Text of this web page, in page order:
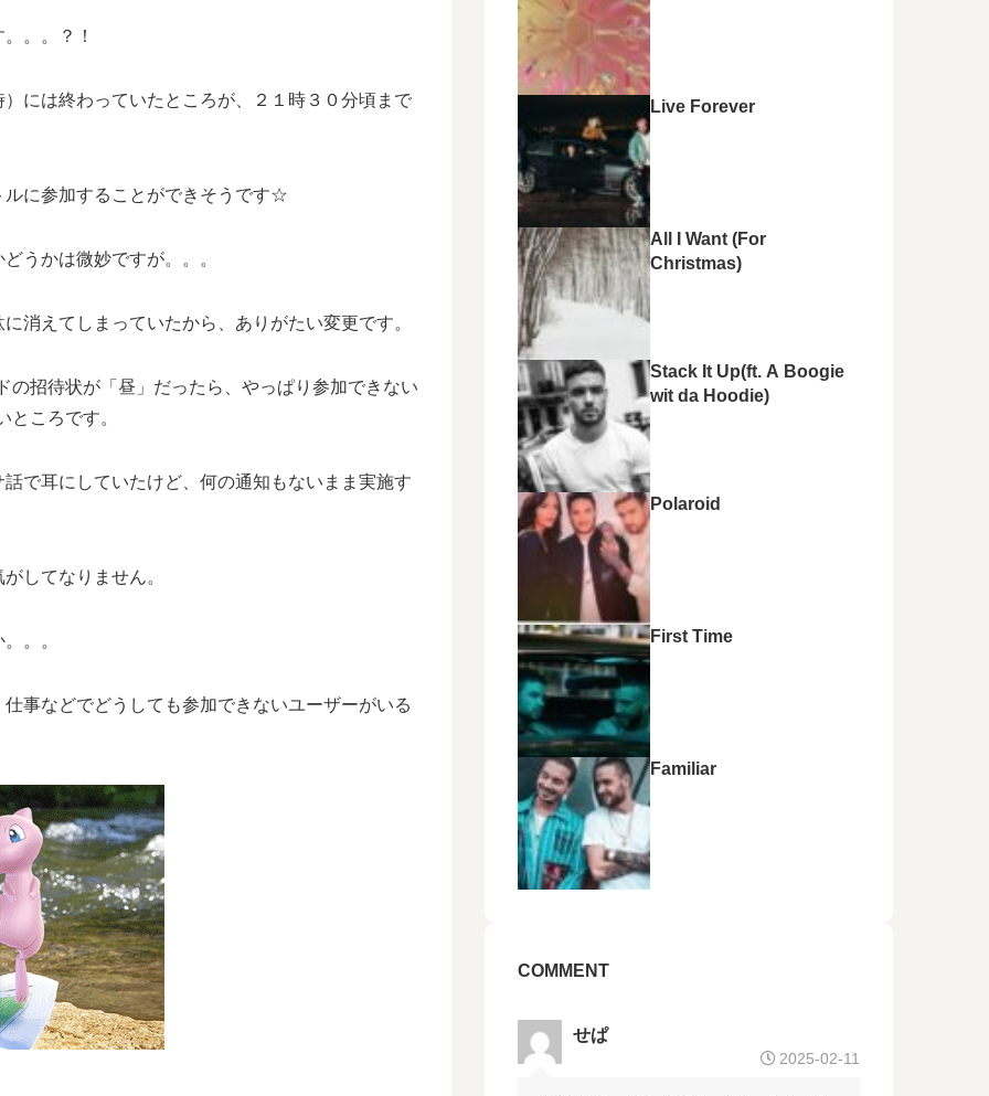
。。？！
には終わっていたところが、２１時３０分頃まで
に参加することができそうです☆
うかは微妙ですが。。。
消えてしまっていたから、ありがたい変更です。
招待状が「昼」だったら、やっぱり参加できない
ころです。
で耳にしていたけど、何の通知もないまま実施す
してなりません。
。。
事などでどうしても参加できないユーザーがいる
Live Forever
All I Want (For
Christmas)
Stack It Up(ft. A Boogie
wit da Hoodie)
Polaroid
First Time
Familiar
COMMENT
せぱ
2025-02-11